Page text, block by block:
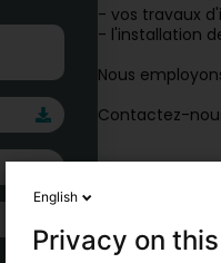
- vos travaux
- l'installation de
Nous
Contactez-
Nos articles
English
Privacy on